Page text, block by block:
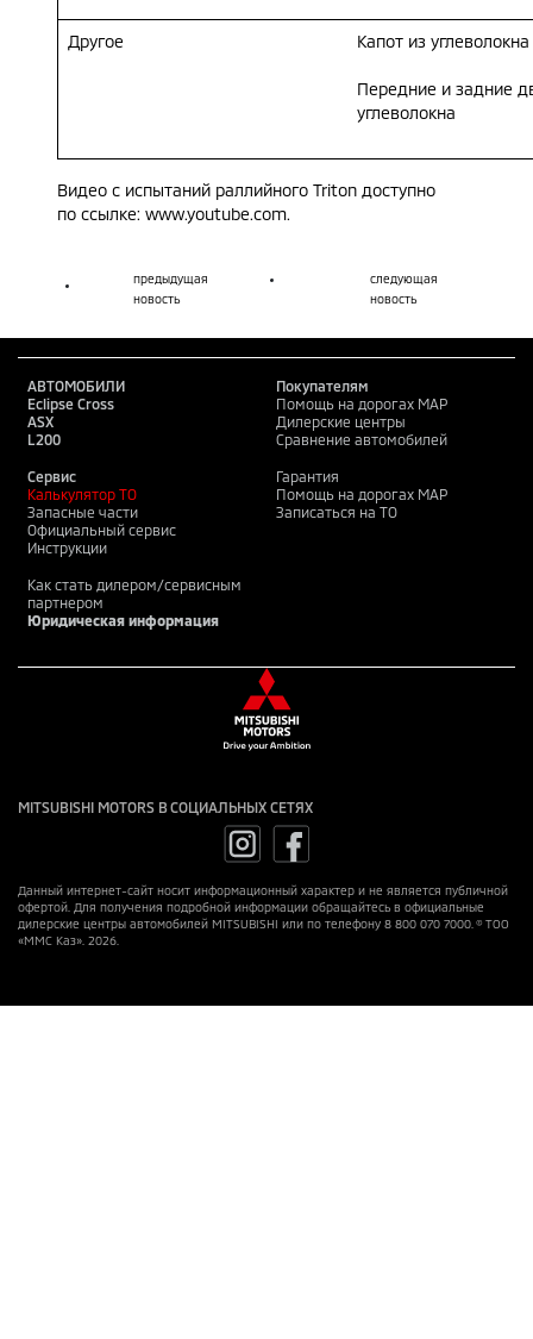
Другое Капот из углеволокна
Передние и задние
углеволокна
Видео с испытаний раллийного Triton доступно
по ссылке: www.youtube.com.
предыдущая
новость
следующая
новость
АВТОМОБИЛИ
Eclipse Cross
ASX
L200
Покупателям
Помощь на дорогах MAP
Дилерские центры
Сравнение автомобилей
Сервис
Калькулятор ТО
Запасные части
Официальный сервис
Инструкции
Гарантия
Помощь на дорогах MAP
Записаться на ТО
Как стать дилером/сервисным
партнером
Юридическая информация
Данный интернет-сайт носит информационный характер и не является публичной
офертой. Для получения подробной информации обращайтесь в официальные
дилерские центры автомобилей MITSUBISHI или по телефону 8 800 070 7000. © ТОО
«ММС Каз». 2026.
MITSUBISHI MOTORS В СОЦИАЛЬНЫХ СЕТЯХ